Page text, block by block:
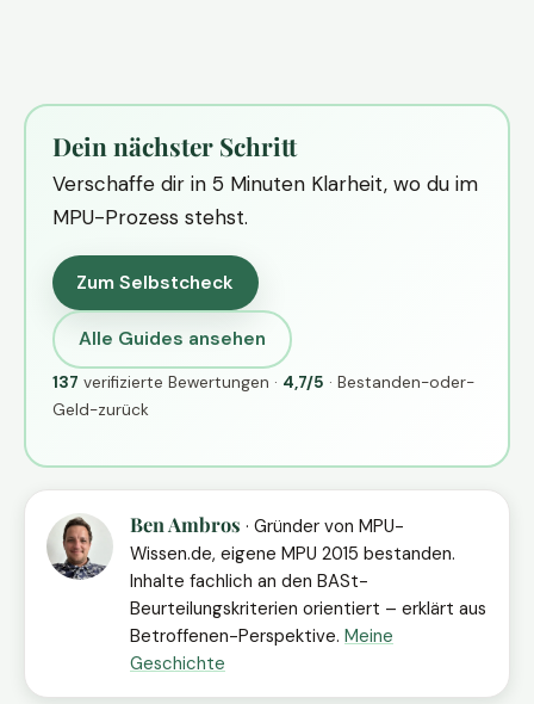
Dein nächster Schritt
Verschaffe dir in 5 Minuten Klarheit, wo du im
MPU-Prozess stehst.
Zum Selbstcheck
Alle Guides ansehen
137 verifizierte Bewertungen · 4,7/5 · Bestanden-oder-
Geld-zurück
Ben Ambros · Gründer von MPU-
Wissen.de, eigene MPU 2015 bestanden.
Inhalte fachlich an den BASt-
Beurteilungskriterien orientiert – erklärt aus
Betroffenen-Perspektive. Meine
Geschichte